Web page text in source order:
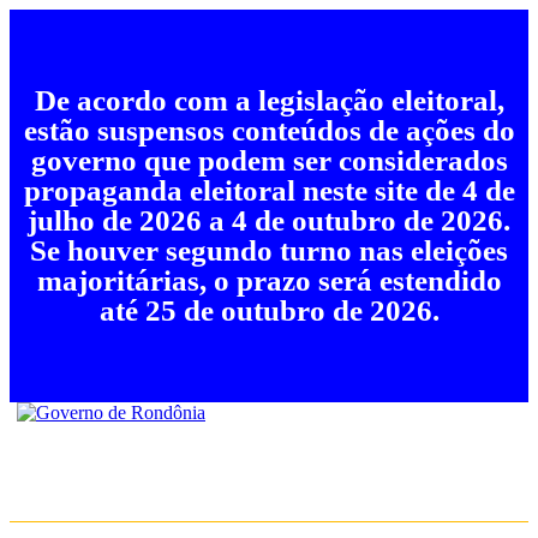
De acordo com a legislação eleitoral,
estão suspensos conteúdos de ações do
governo que podem ser considerados
propaganda eleitoral neste site de 4 de
julho de 2026 a 4 de outubro de 2026.
Se houver segundo turno nas eleições
majoritárias, o prazo será estendido
até 25 de outubro de 2026.